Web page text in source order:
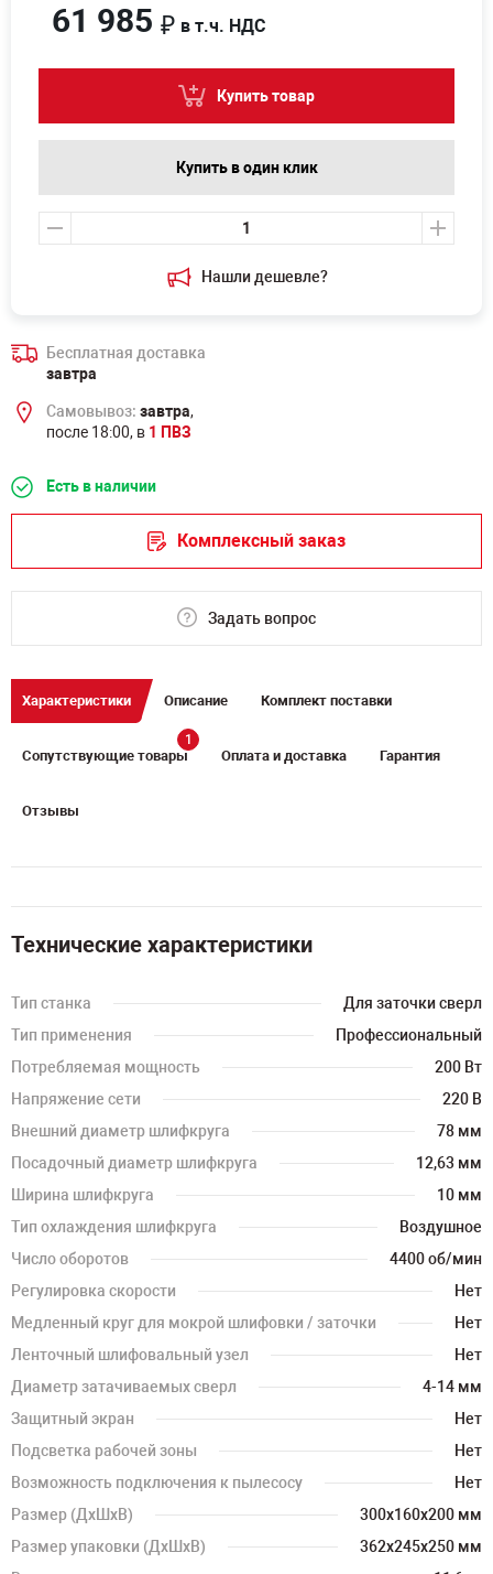
Нашли дешевле?
61 985 ₽ в т.ч. НДС
Купить товар
Купить в один клик
Бесплатная доставка
завтра
Самовывоз: завтра,
после 18:00, в 1 ПВЗ
Есть в наличии
Комплексный заказ
Задать вопрос
Характеристики Описание Комплект поставки
Сопутствующие товары
1
Оплата и доставка Гарантия
Отзывы
Технические характеристики
Тип станка
Для заточки сверл
Тип применения
Профессиональный
Потребляемая мощность
200 Вт
Напряжение сети
220 В
Внешний диаметр шлифкруга
78 мм
Посадочный диаметр шлифкруга
12,63 мм
Ширина шлифкруга
10 мм
Тип охлаждения шлифкруга
Воздушное
Число оборотов
4400 об/мин
Регулировка скорости
Нет
Медленный круг для мокрой шлифовки / заточки
Нет
Ленточный шлифовальный узел
Нет
Диаметр затачиваемых сверл
4-14 мм
Защитный экран
Нет
Подсветка рабочей зоны
Нет
Возможность подключения к пылесосу
Нет
Размер (ДхШхВ)
300х160х200 мм
Размер упаковки (ДхШхВ)
362х245х250 мм